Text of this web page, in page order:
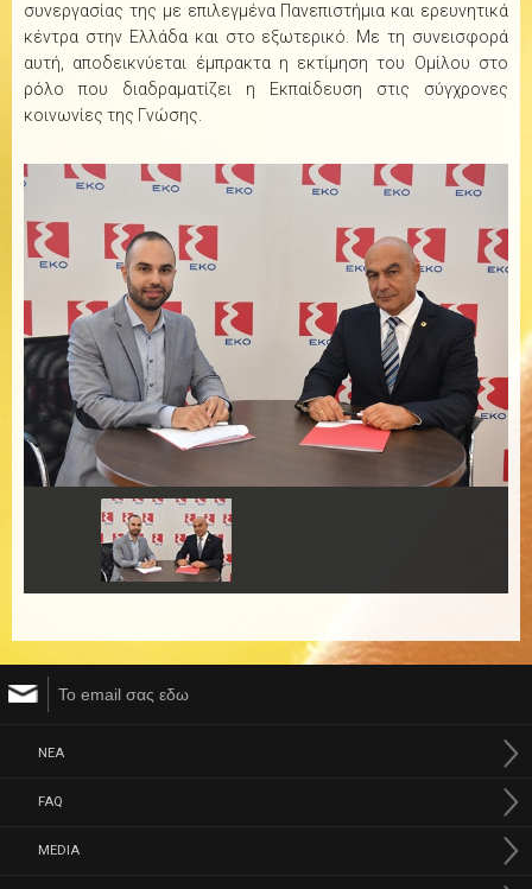
συνεργασίας της με επιλεγμένα Πανεπιστήμια και ερευνητικά
κέντρα στην Ελλάδα και στο εξωτερικό. Με τη συνεισφορά
αυτή, αποδεικνύεται έμπρακτα η εκτίμηση του Ομίλου στο
ρόλο που διαδραματίζει η Εκπαίδευση στις σύγχρονες
κοινωνίες της Γνώσης.